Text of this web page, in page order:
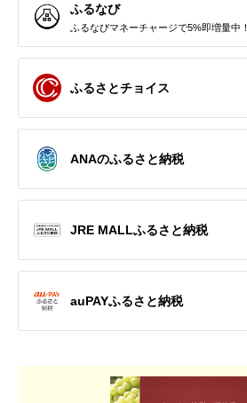
ふるなび
ふるなびマネーチャージで5%即増量中！
ふるさとチョイス
ANAのふるさと納税
JRE MALLふるさと納税
auPAYふるさと納税